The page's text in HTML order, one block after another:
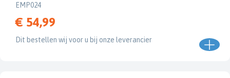
EMP024
€ 54,99
Dit bestellen wij voor u bij onze leverancier